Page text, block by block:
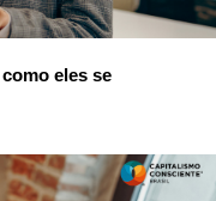
eles se